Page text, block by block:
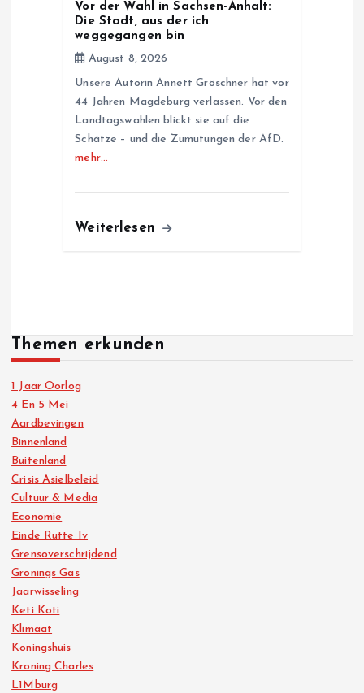
Vor der Wahl in Sachsen-Anhalt:
Die Stadt, aus der ich
weggegangen bin
August 8, 2026
Unsere Autorin Annett Gröschner hat vor
44 Jahren Magdeburg verlassen. Vor den
Landtagswahlen blickt sie auf die
Schätze – und die Zumutungen der AfD.
mehr…
Weiterlesen
Themen erkunden
1 Jaar Oorlog
4 En 5 Mei
Aardbevingen
Binnenland
Buitenland
Crisis Asielbeleid
Cultuur & Media
Economie
Einde Rutte Iv
Grensoverschrijdend
Gronings Gas
Jaarwisseling
Keti Koti
Klimaat
Koningshuis
Kroning Charles
L1Mburg